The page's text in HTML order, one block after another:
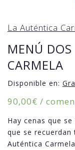
La Auténtica
MENÚ
CARMELA
Disponible en:
90,00€ /
Hay cenas que
que se recuerdan
Auténtica